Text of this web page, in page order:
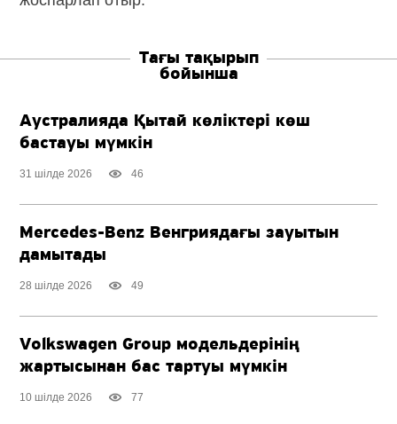
Тағы тақырып
бойынша
Аустралияда Қытай көліктері көш
бастауы мүмкін
31 шілде 2026 46
Mercedes-Benz Венгриядағы зауытын
дамытады
28 шілде 2026 49
Volkswagen Group модельдерінің
жартысынан бас тартуы мүмкін
10 шілде 2026 77